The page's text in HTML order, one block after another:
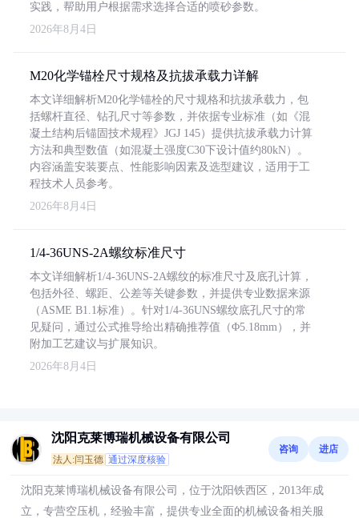
实践，帮助用户根据需求选择合适的喷砂参数。
2026年8月4日
M20化学锚栓尺寸规格及抗拔承载力详解
本文详细解析M20化学锚栓的尺寸规格和抗拔承载力，包
括螺杆直径、钻孔尺寸等参数，并依据专业标准（如《混
凝土结构后锚固技术规程》JGJ 145）提供抗拔承载力计算
方法和典型数值（如混凝土强度C30下设计值约80kN）。
内容涵盖安装要点、性能影响因素及选型建议，适用于工
程技术人员参考。
2026年8月4日
1/4-36UNS-2A螺纹标准尺寸
本文详细解析1/4-36UNS-2A螺纹的标准尺寸及底孔计算，
包括外径、螺距、公差等关键参数，并提供专业数据来源
（ASME B1.1标准）。针对1/4-36UNS螺纹底孔尺寸的常
见疑问，通过公式推导给出精确推荐值（Φ5.18mm），并
附加工艺建议与扩展知识。
2026年8月4日
沈阳克莱博瑞机械设备有限公司
法人:闫玉德 通过深度核验
咨询 进店
沈阳克莱博瑞机械设备有限公司，位于沈阳铁西区，2013年成
立，专营空压机，经验丰富，提供专业全面的机械设备相关服